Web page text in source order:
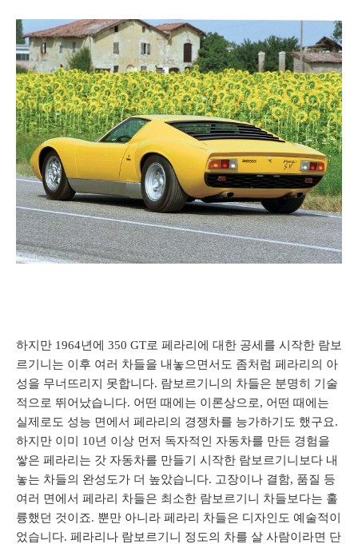
하지만 1964년에 350 GT로 페라리에 대한 공세를 시작한 람보
르기니는 이후 여러 차들을 내놓으면서도 좀처럼 페라리의 아
성을 무너뜨리지 못합니다. 람보르기니의 차들은 분명히 기술
적으로 뛰어났습니다. 어떤 때에는 이론상으로, 어떤 때에는
실제로도 성능 면에서 페라리의 경쟁차를 능가하기도 했구요.
하지만 이미 10년 이상 먼저 독자적인 자동차를 만든 경험을
쌓은 페라리는 갓 자동차를 만들기 시작한 람보르기니보다 내
놓는 차들의 완성도가 더 높았습니다. 고장이나 결함, 품질 등
여러 면에서 페라리 차들은 최소한 람보르기니 차들보다는 훌
륭했던 것이죠. 뿐만 아니라 페라리 차들은 디자인도 예술적이
었습니다. 페라리나 람보르기니 정도의 차를 살 사람이라면 단